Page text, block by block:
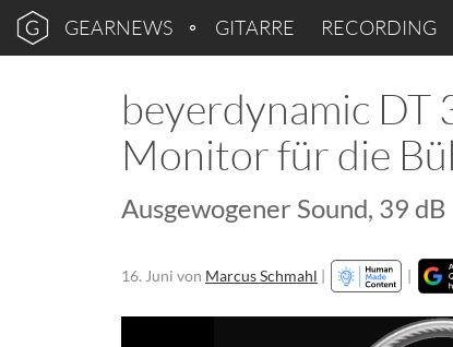
GEARNEWS GITARRE RECORDING
beyerdynamic DT
Monitor für die
Ausgewogener Sound, 39
16. Juni von Marcus Schmahl | |